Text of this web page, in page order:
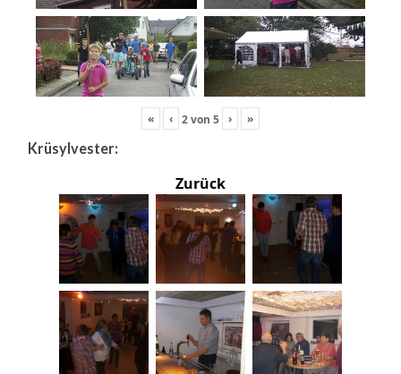
« ‹ 2von 5 › »
Krüsylvester:
Zurück